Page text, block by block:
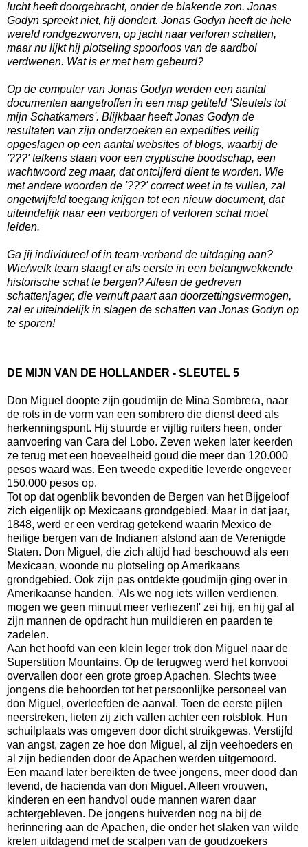
lucht heeft doorgebracht, onder de blakende zon. Jonas
Godyn spreekt niet, hij dondert. Jonas Godyn heeft de hele
wereld rondgezworven, op jacht naar verloren schatten,
maar nu lijkt hij plotseling spoorloos van de aardbol
verdwenen. Wat is er met hem gebeurd?
Op de computer van Jonas Godyn werden een aantal
documenten aangetroffen in een map getiteld 'Sleutels tot
mijn Schatkamers'. Blijkbaar heeft Jonas Godyn de
resultaten van zijn onderzoeken en expedities veilig
opgeslagen op een aantal websites of blogs, waarbij de
'???' telkens staan voor een cryptische boodschap, een
wachtwoord zeg maar, dat ontcijferd dient te worden. Wie
met andere woorden de '???' correct weet in te vullen, zal
ongetwijfeld toegang krijgen tot een nieuw document, dat
uiteindelijk naar een verborgen of verloren schat moet
leiden.
Ga jij individueel of in team-verband de uitdaging aan?
Wie/welk team slaagt er als eerste in een belangwekkende
historische schat te bergen? Alleen de gedreven
schattenjager, die vernuft paart aan doorzettingsvermogen,
zal er uiteindelijk in slagen de schatten van Jonas Godyn op
te sporen!
DE MIJN VAN DE HOLLANDER - SLEUTEL 5
Don Miguel doopte zijn goudmijn de Mina Sombrera, naar
de rots in de vorm van een sombrero die dienst deed als
herkenningspunt. Hij stuurde er vijftig ruiters heen, onder
aanvoering van Cara del Lobo. Zeven weken later keerden
ze terug met een hoeveelheid goud die meer dan 120.000
pesos waard was. Een tweede expeditie leverde ongeveer
150.000 pesos op.
Tot op dat ogenblik bevonden de Bergen van het Bijgeloof
zich eigenlijk op Mexicaans grondgebied. Maar in dat jaar,
1848, werd er een verdrag getekend waarin Mexico de
heilige bergen van de Indianen afstond aan de Verenigde
Staten. Don Miguel, die zich altijd had beschouwd als een
Mexicaan, woonde nu plotseling op Amerikaans
grondgebied. Ook zijn pas ontdekte goudmijn ging over in
Amerikaanse handen. 'Als we nog iets willen verdienen,
mogen we geen minuut meer verliezen!' zei hij, en hij gaf al
zijn mannen de opdracht hun muildieren en paarden te
zadelen.
Aan het hoofd van een klein leger trok don Miguel naar de
Superstition Mountains. Op de terugweg werd het konvooi
overvallen door een grote groep Apachen. Slechts twee
jongens die behoorden tot het persoonlijke personeel van
don Miguel, overleefden de aanval. Toen de eerste pijlen
neerstreken, lieten zij zich vallen achter een rotsblok. Hun
schuilplaats was omgeven door dicht struikgewas. Verstijfd
van angst, zagen ze hoe don Miguel, al zijn veehoeders en
al zijn bedienden door de Apachen werden uitgemoord.
Een maand later bereikten de twee jongens, meer dood dan
levend, de hacienda van don Miguel. Alleen vrouwen,
kinderen en een handvol oude mannen waren daar
achtergebleven. De jongens huiverden nog na bij de
herinnering aan de Apachen, die onder het slaken van wilde
kreten uitdagend met de scalpen van de goudzoekers